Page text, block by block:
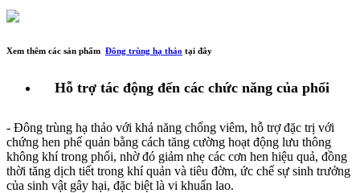
Xem thêm các sản phẩm Đông trùng hạ thảo tại đây
Hỗ trợ tác động đến các chức năng của phổi
- Đông trùng hạ thảo với khả năng chống viêm, hỗ trợ đặc trị với
chứng hen phế quản bằng cách tăng cường hoạt động lưu thông
không khí trong phổi, nhờ đó giảm nhẹ các cơn hen hiệu quả, đồng
thời tăng dịch tiết trong khí quản và tiêu đờm, ức chế sự sinh trưởng
của sinh vật gây hại, đặc biệt là vi khuẩn lao.